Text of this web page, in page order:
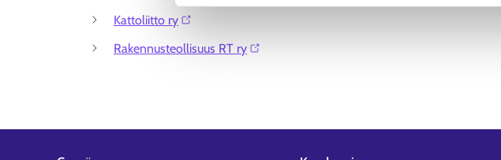
Kattoliitto ry⁠
Rakennusteollisuus RT ry⁠